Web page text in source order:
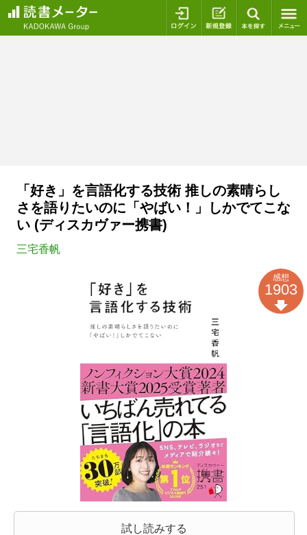
ログイン 新規登録
「好き」を言語化する技術 推しの素晴らし
さを語りたいのに「やばい！」しかでてこな
い (ディスカヴァー携書)
三宅香帆
試し読みする
感想
1903